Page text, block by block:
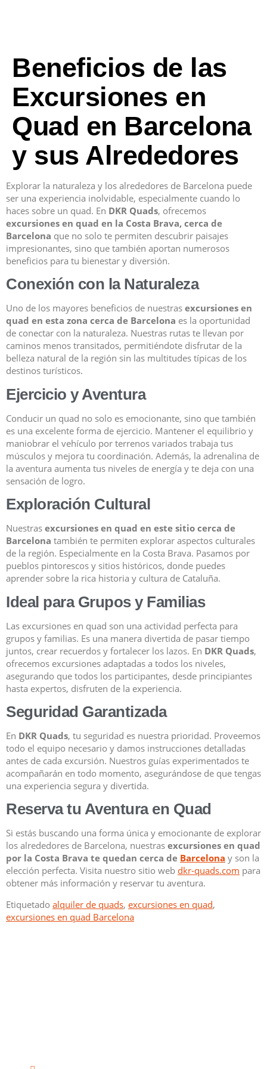
Beneficios de las
Excursiones en
Quad en Barcelona
y sus Alrededores
Explorar la naturaleza y los alrededores de Barcelona puede
ser una experiencia inolvidable, especialmente cuando lo
haces sobre un quad. En DKR Quads, ofrecemos
excursiones en quad en la Costa Brava, cerca de
Barcelona que no solo te permiten descubrir paisajes
impresionantes, sino que también aportan numerosos
beneficios para tu bienestar y diversión.
Conexión con la Naturaleza
Uno de los mayores beneficios de nuestras excursiones en
quad en esta zona cerca de Barcelona es la oportunidad
de conectar con la naturaleza. Nuestras rutas te llevan por
caminos menos transitados, permitiéndote disfrutar de la
belleza natural de la región sin las multitudes típicas de los
destinos turísticos.
Ejercicio y Aventura
Conducir un quad no solo es emocionante, sino que también
es una excelente forma de ejercicio. Mantener el equilibrio y
maniobrar el vehículo por terrenos variados trabaja tus
músculos y mejora tu coordinación. Además, la adrenalina de
la aventura aumenta tus niveles de energía y te deja con una
sensación de logro.
Exploración Cultural
Nuestras excursiones en quad en este sitio cerca de
Barcelona también te permiten explorar aspectos culturales
de la región. Especialmente en la Costa Brava. Pasamos por
pueblos pintorescos y sitios históricos, donde puedes
aprender sobre la rica historia y cultura de Cataluña.
Ideal para Grupos y Familias
Las excursiones en quad son una actividad perfecta para
grupos y familias. Es una manera divertida de pasar tiempo
juntos, crear recuerdos y fortalecer los lazos. En DKR Quads,
ofrecemos excursiones adaptadas a todos los niveles,
asegurando que todos los participantes, desde principiantes
hasta expertos, disfruten de la experiencia.
Seguridad Garantizada
En DKR Quads, tu seguridad es nuestra prioridad. Proveemos
todo el equipo necesario y damos instrucciones detalladas
antes de cada excursión. Nuestros guías experimentados te
acompañarán en todo momento, asegurándose de que tengas
una experiencia segura y divertida.
Reserva tu Aventura en Quad
Si estás buscando una forma única y emocionante de explorar
los alrededores de Barcelona, nuestras excursiones en quad
por la Costa Brava te quedan cerca de Barcelona y son la
elección perfecta. Visita nuestro sitio web dkr-quads.com para
obtener más información y reservar tu aventura.
Etiquetado alquiler de quads, excursiones en quad,
excursiones en quad Barcelona